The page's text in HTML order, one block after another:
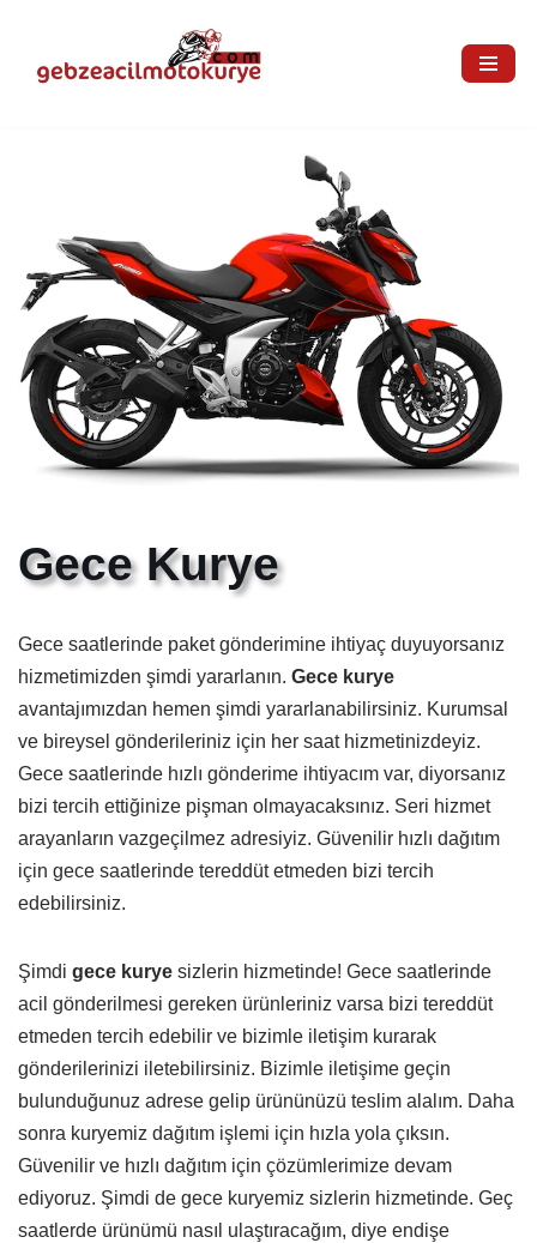
İçeriğe
Gece Kurye
Gece saatlerinde paket gönderimine ihtiyaç duyuyorsanız
hizmetimizden şimdi yararlanın. Gece kurye
avantajımızdan hemen şimdi yararlanabilirsiniz. Kurumsal
ve bireysel gönderileriniz için her saat hizmetinizdeyiz.
Gece saatlerinde hızlı gönderime ihtiyacım var, diyorsanız
bizi tercih ettiğinize pişman olmayacaksınız. Seri hizmet
arayanların vazgeçilmez adresiyiz. Güvenilir hızlı dağıtım
için gece saatlerinde tereddüt etmeden bizi tercih
edebilirsiniz.
Şimdi gece kurye sizlerin hizmetinde! Gece saatlerinde
acil gönderilmesi gereken ürünleriniz varsa bizi tereddüt
etmeden tercih edebilir ve bizimle iletişim kurarak
gönderilerinizi iletebilirsiniz. Bizimle iletişime geçin
bulunduğunuz adrese gelip ürününüzü teslim alalım. Daha
sonra kuryemiz dağıtım işlemi için hızla yola çıksın.
Güvenilir ve hızlı dağıtım için çözümlerimize devam
ediyoruz. Şimdi de gece kuryemiz sizlerin hizmetinde. Geç
saatlerde ürünümü nasıl ulaştıracağım, diye endişe